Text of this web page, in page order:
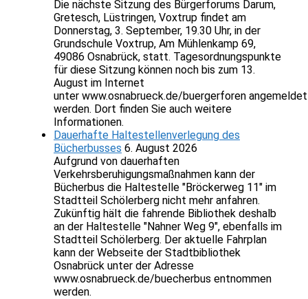
Die nächste Sitzung des Bürgerforums Darum,
Gretesch, Lüstringen, Voxtrup findet am
Donnerstag, 3. September, 19.30 Uhr, in der
Grundschule Voxtrup, Am Mühlenkamp 69,
49086 Osnabrück, statt. Tagesordnungspunkte
für diese Sitzung können noch bis zum 13.
August im Internet
unter www.osnabrueck.de/buergerforen angemeldet
werden. Dort finden Sie auch weitere
Informationen.
Dauerhafte Haltestellenverlegung des
Bücherbusses 6. August 2026
Aufgrund von dauerhaften
Verkehrsberuhigungsmaßnahmen kann der
Bücherbus die Haltestelle "Bröckerweg 11" im
Stadtteil Schölerberg nicht mehr anfahren.
Zukünftig hält die fahrende Bibliothek deshalb
an der Haltestelle "Nahner Weg 9", ebenfalls im
Stadtteil Schölerberg. Der aktuelle Fahrplan
kann der Webseite der Stadtbibliothek
Osnabrück unter der Adresse
www.osnabrueck.de/buecherbus entnommen
werden.